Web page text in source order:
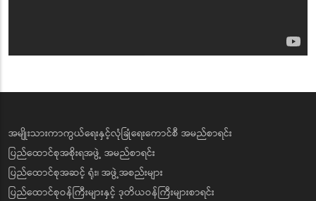
အမျိုးသားကာကွယ်ရေးနှင့်လုံခြုံရေးကောင်စီ အမည်စာရင်း
ပြည်ထောင်စုအစိုးရအဖွဲ့ အမည်စာရင်း
ပြည်ထောင်စုအဆင့် ရုံး၊ အဖွဲ့အစည်းများ
ပြည်ထောင်စုဝန်ကြီးများနှင့် ဒုတိယဝန်ကြီးများစာရင်း